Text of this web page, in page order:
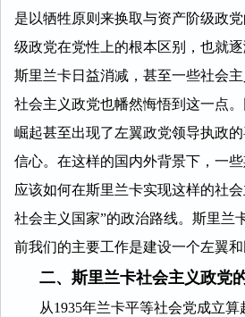
是以牺牲原则来换取与资产阶级政
级政党在党性上的根本区别，也就
斯里兰卡日益消减，甚至一些社会
社会主义政党也幡然悔悟到这一点
崛起甚至出现了左翼政党领导执政
信心。在这样的国内外背景下，一
应该如何在斯里兰卡实现这样的社
社会主义国家”的政治路线。斯里兰
前我们的主要工作是建设一个左翼
二、斯里兰卡社会主义政党
从1935年兰卡平等社会党成立算